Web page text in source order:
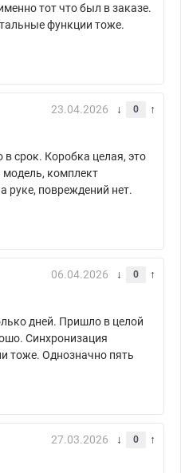
тот что был в заказе.
функции тоже.
23.04.2026 0
срок. Коробка целая, это
комплект
руке, повреждений нет.
06.04.2026 0
дней. Пришло в целой
Синхронизация
тоже. Однозначно пять
27.03.2026 0